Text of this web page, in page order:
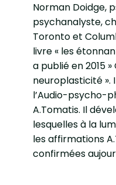
Norman Doidge,
psychanalyste,
Toronto et
livre « les
a publié en 2015
neuroplasticité ».
l’Audio-psycho-
A.Tomatis. Il
lesquelles à la
les affirmations
confirmées